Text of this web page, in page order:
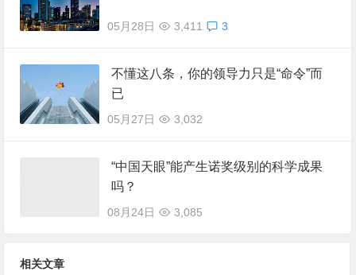
05月28日 3,411 3
不懂这八条，你的领导力只是“命令”而
已
05月27日 3,032
“中国天眼”能产生诺奖级别的科学成果
吗？
08月24日 3,085
相关文章